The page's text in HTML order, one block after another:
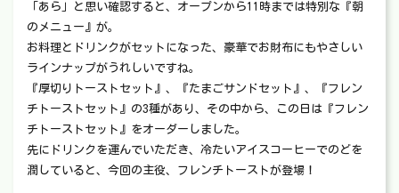
「あら」と思い確認すると、オープンから11時までは特別な『朝
のメニュー』が。
お料理とドリンクがセットになった、豪華でお財布にもやさしい
ラインナップがうれしいですね。
『厚切りトーストセット』、『たまごサンドセット』、『フレン
チトーストセット』の3種があり、その中から、この日は『フレン
チトーストセット』をオーダーしました。
先にドリンクを運んでいただき、冷たいアイスコーヒーでのどを
潤していると、今回の主役、フレンチトーストが登場！